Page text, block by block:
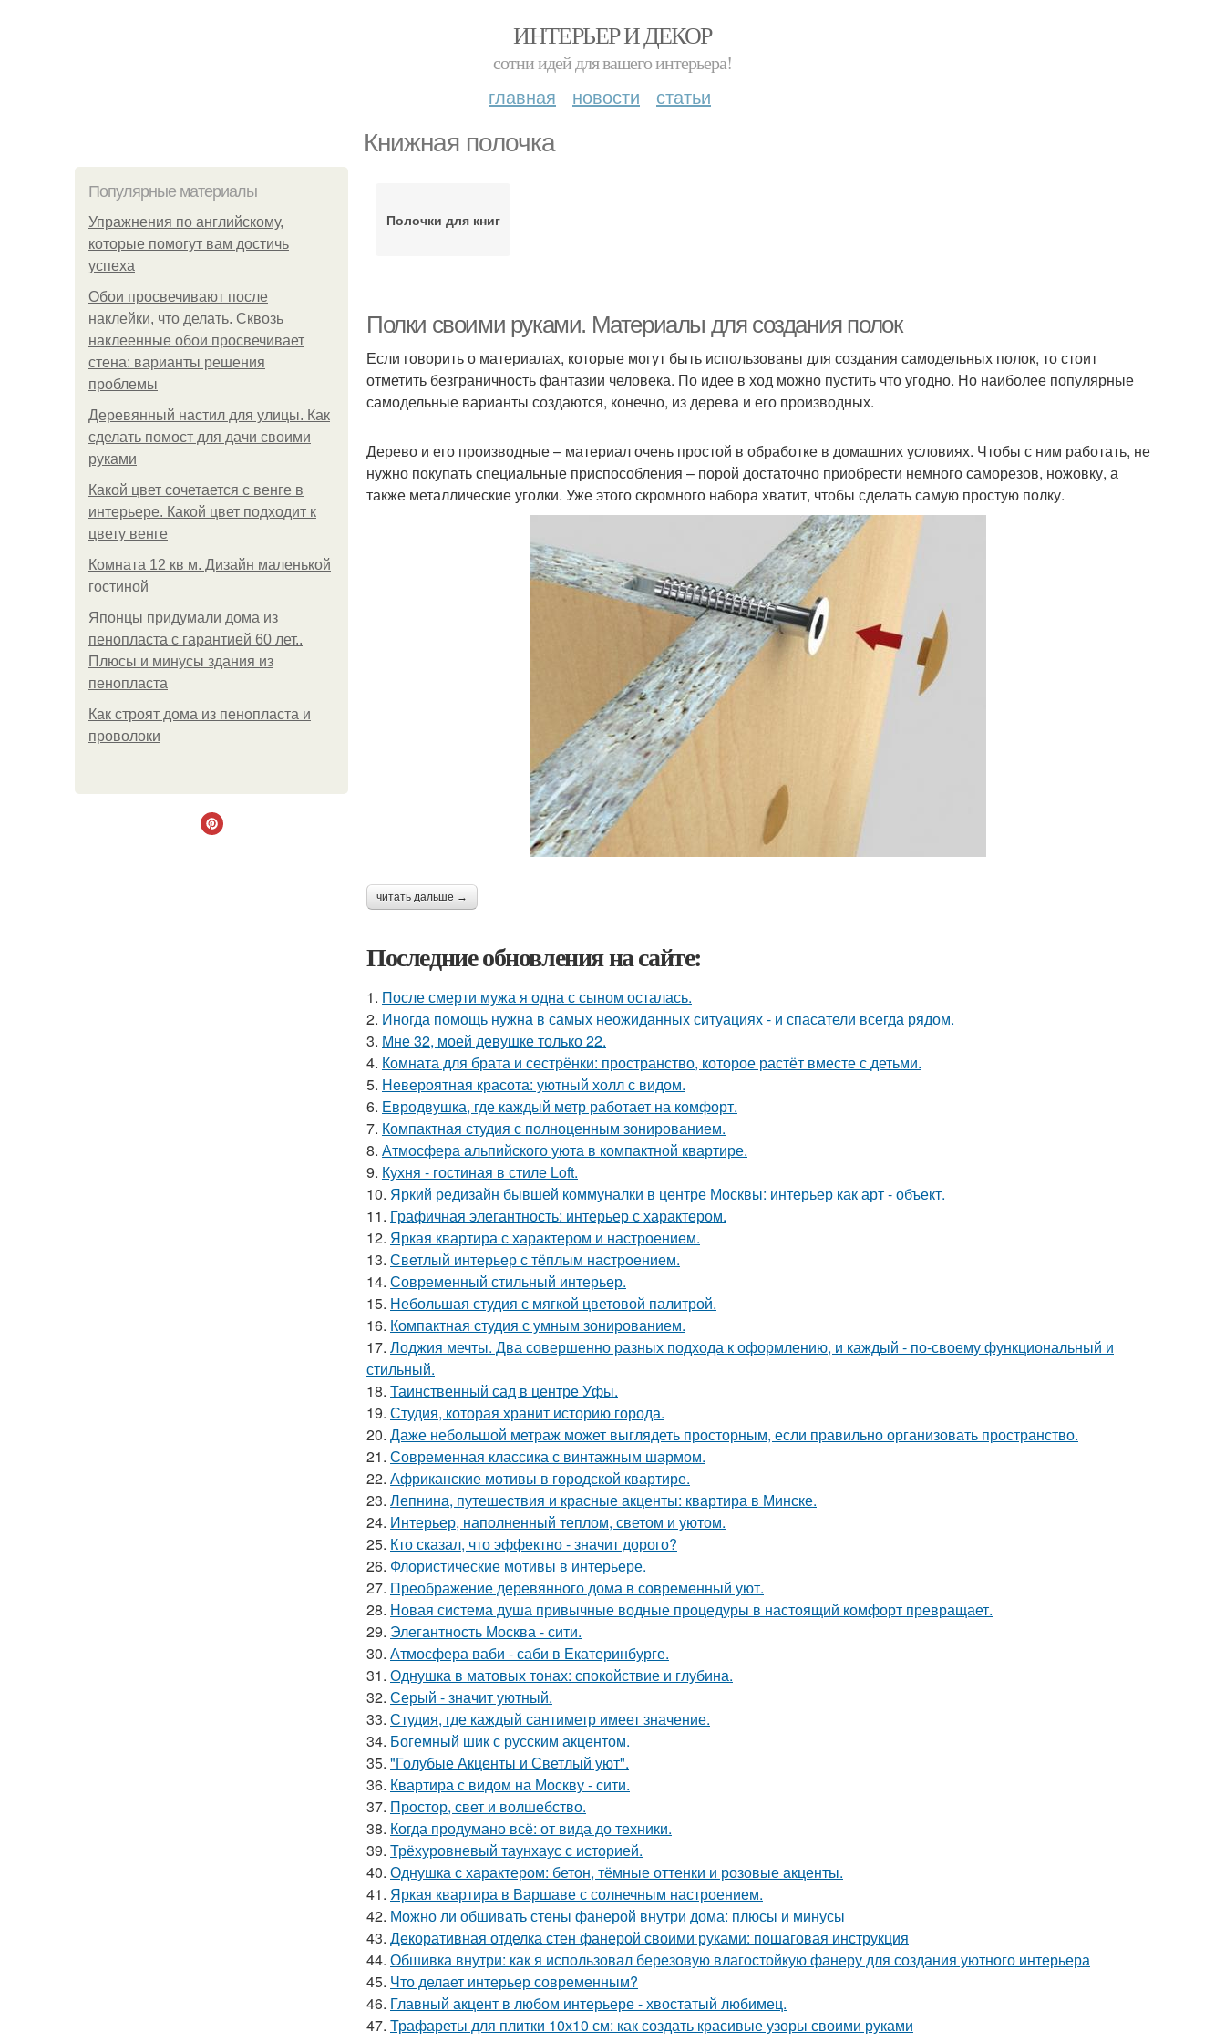
ИНТЕРЬЕР И ДЕКОР
сотни идей для вашего интерьера!
главная новости статьи
Книжная полочка
Популярные материалы
Упражнения по английскому,
которые помогут вам достичь
успеха
Обои просвечивают после
наклейки, что делать. Сквозь
наклеенные обои просвечивает
стена: варианты решения
проблемы
Деревянный настил для улицы. Как
сделать помост для дачи своими
руками
Какой цвет сочетается с венге в
интерьере. Какой цвет подходит к
цвету венге
Комната 12 кв м. Дизайн маленькой
гостиной
Японцы придумали дома из
пенопласта с гарантией 60 лет..
Плюсы и минусы здания из
пенопласта
Как строят дома из пенопласта и
проволоки
Полочки для книг
Полки своими руками. Материалы для создания полок
Если говорить о материалах, которые могут быть использованы для создания самодельных полок, то стоит
отметить безграничность фантазии человека. По идее в ход можно пустить что угодно. Но наиболее популярные
самодельные варианты создаются, конечно, из дерева и его производных.
Дерево и его производные – материал очень простой в обработке в домашних условиях. Чтобы с ним работать, не
нужно покупать специальные приспособления – порой достаточно приобрести немного саморезов, ножовку, а
также металлические уголки. Уже этого скромного набора хватит, чтобы сделать самую простую полку.
читать дальше →
Последние обновления на сайте:
1. После смерти мужа я одна с сыном осталась.
2. Иногда помощь нужна в самых неожиданных ситуациях - и спасатели всегда рядом.
3. Мне 32, моей девушке только 22.
4. Комната для брата и сестрёнки: пространство, которое растёт вместе с детьми.
5. Невероятная красота: уютный холл с видом.
6. Евродвушка, где каждый метр работает на комфорт.
7. Компактная студия с полноценным зонированием.
8. Атмосфера альпийского уюта в компактной квартире.
9. Кухня - гостиная в стиле Loft.
10. Яркий редизайн бывшей коммуналки в центре Москвы: интерьер как арт - объект.
11. Графичная элегантность: интерьер с характером.
12. Яркая квартира с характером и настроением.
13. Светлый интерьер с тёплым настроением.
14. Современный стильный интерьер.
15. Небольшая студия с мягкой цветовой палитрой.
16. Компактная студия с умным зонированием.
17. Лоджия мечты. Два совершенно разных подхода к оформлению, и каждый - по-своему функциональный и
стильный.
18. Таинственный сад в центре Уфы.
19. Студия, которая хранит историю города.
20. Даже небольшой метраж может выглядеть просторным, если правильно организовать пространство.
21. Современная классика с винтажным шармом.
22. Африканские мотивы в городской квартире.
23. Лепнина, путешествия и красные акценты: квартира в Минске.
24. Интерьер, наполненный теплом, светом и уютом.
25. Кто сказал, что эффектно - значит дорого?
26. Флористические мотивы в интерьере.
27. Преображение деревянного дома в современный уют.
28. Новая система душа привычные водные процедуры в настоящий комфорт превращает.
29. Элегантность Москва - сити.
30. Атмосфера ваби - саби в Екатеринбурге.
31. Однушка в матовых тонах: спокойствие и глубина.
32. Серый - значит уютный.
33. Студия, где каждый сантиметр имеет значение.
34. Богемный шик с русским акцентом.
35. "Голубые Акценты и Светлый уют".
36. Квартира с видом на Москву - сити.
37. Простор, свет и волшебство.
38. Когда продумано всё: от вида до техники.
39. Трёхуровневый таунхаус с историей.
40. Однушка с характером: бетон, тёмные оттенки и розовые акценты.
41. Яркая квартира в Варшаве с солнечным настроением.
42. Можно ли обшивать стены фанерой внутри дома: плюсы и минусы
43. Декоративная отделка стен фанерой своими руками: пошаговая инструкция
44. Обшивка внутри: как я использовал березовую влагостойкую фанеру для создания уютного интерьера
45. Что делает интерьер современным?
46. Главный акцент в любом интерьере - хвостатый любимец.
47. Трафареты для плитки 10х10 см: как создать красивые узоры своими руками